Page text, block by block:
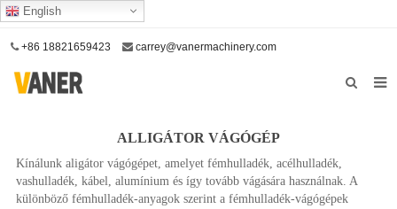
English
+86 18821659423 carrey@vanermachinery.com
Rólunk
Termékek
ALLIGÁTOR VÁGÓGÉP
Kínálunk aligátor vágógépet, amelyet fémhulladék, acélhulladék,
vashulladék, kábel, alumínium és így tovább vágására használnak. A
különböző fémhulladék-anyagok szerint a fémhulladék-vágógépek